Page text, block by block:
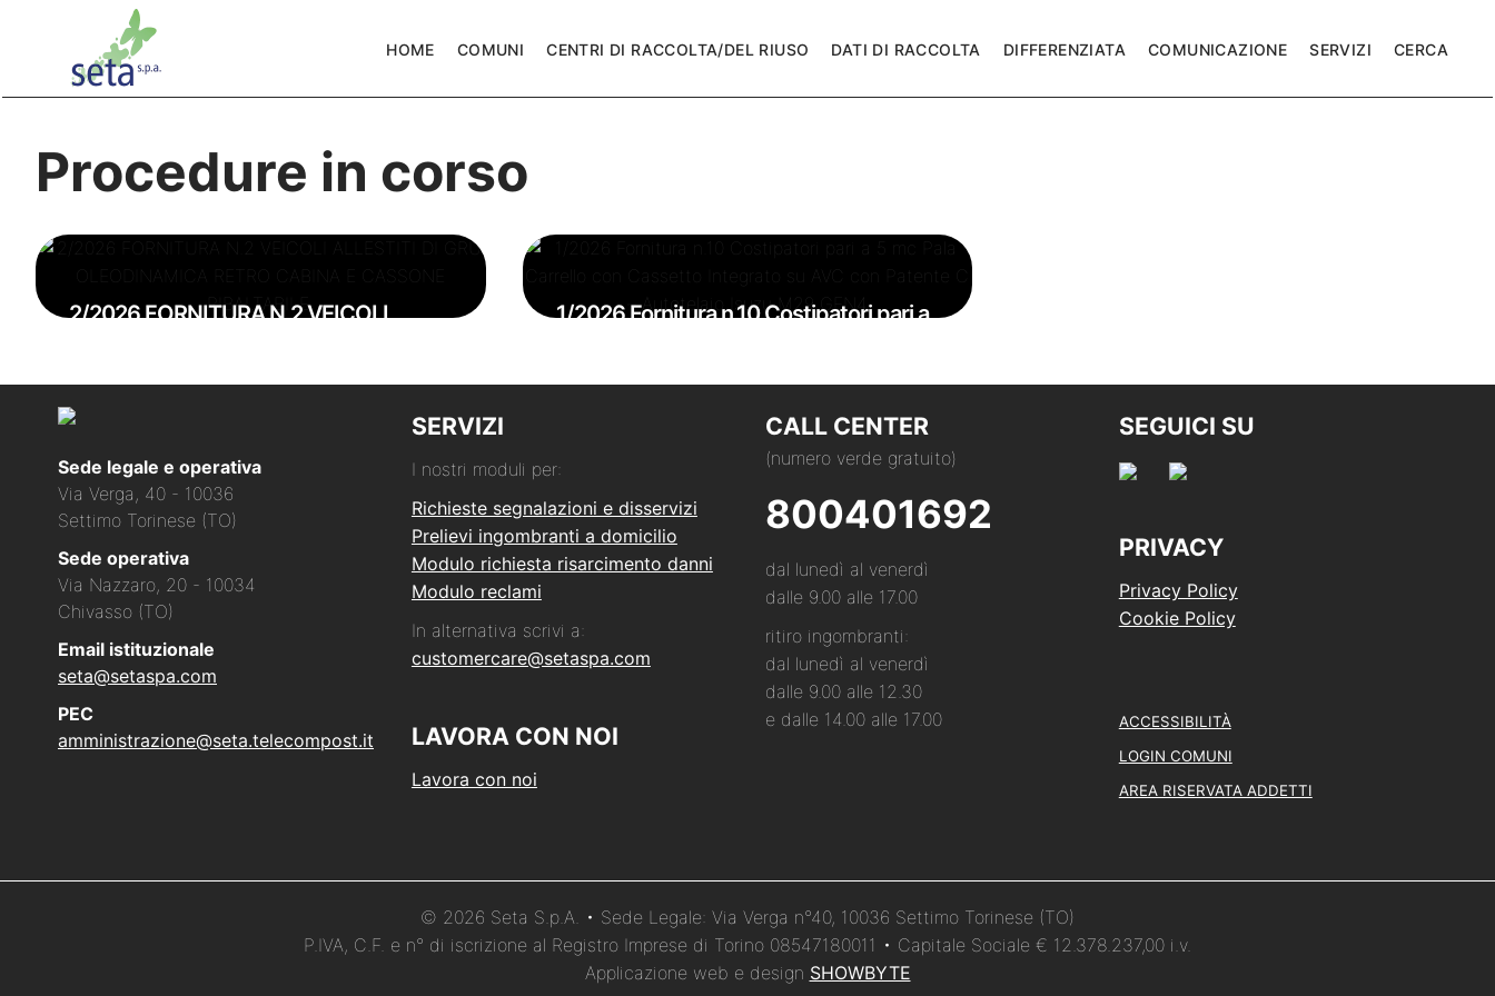
HOME COMUNI CENTRI DI RACCOLTA/DEL RIUSO DATI DI RACCOLTA DIFFERENZIATA COMUNICAZIONE SERVIZI CERCA
Procedure in corso
2/2026 FORNITURA N.2 VEICOLI
RIBALTABILE.
1/2026 Fornitura n.10 Costipatori pari a
Autotelaio Isuzu M29 GEN4
Sede legale e operativa
Via Verga, 40 - 10036
Settimo Torinese (TO)
Sede operativa
Via Nazzaro, 20 - 10034
Chivasso (TO)
Email istituzionale
seta@setaspa.com
PEC
amministrazione@seta.telecompost.it
SERVIZI
I nostri moduli per:
Richieste segnalazioni e disservizi
Prelievi ingombranti a domicilio
Modulo richiesta risarcimento danni
Modulo reclami
In alternativa scrivi a:
customercare@setaspa.com
LAVORA CON NOI
Lavora con noi
CALL CENTER
(numero verde gratuito)
800401692
dal lunedì al venerdì
dalle 9.00 alle 17.00
ritiro ingombranti:
dal lunedì al venerdì
dalle 9.00 alle 12.30
e dalle 14.00 alle 17.00
SEGUICI SU
PRIVACY
Privacy Policy
Cookie Policy
ACCESSIBILITÀ
LOGIN COMUNI
AREA RISERVATA ADDETTI
© 2026 Seta S.p.A. • Sede Legale: Via Verga n°40, 10036 Settimo Torinese (TO)
P.IVA, C.F. e n° di iscrizione al Registro Imprese di Torino 08547180011 • Capitale Sociale € 12.378.237,00 i.v.
Applicazione web e design SHOWBYTE